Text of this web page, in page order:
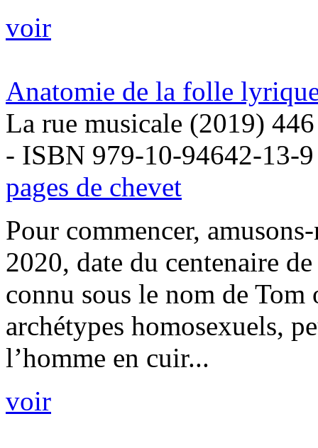
voir
Anatomie de la folle
La rue musicale (2019) 446
- ISBN 979-10-94642-13-9
pages de chevet
Pour commencer,
2020, date du centenaire
connu sous le nom de
archétypes homosexuels,
l’homme en cuir...
voir